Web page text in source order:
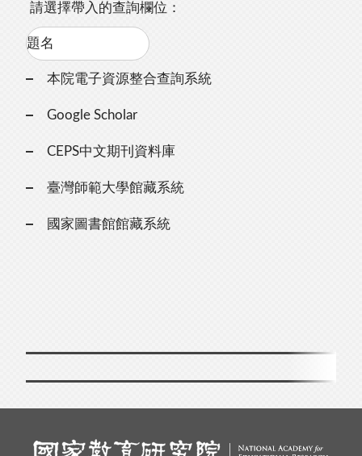
請選擇帶入的查詢欄位：
本院電子資源整合查詢系統
Google Scholar
CEPS中文期刊資料庫
臺灣師範大學館藏系統
國家圖書館館藏系統